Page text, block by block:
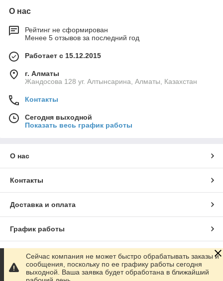
О нас
Рейтинг не сформирован
Менее 5 отзывов за последний год
Работает с 15.12.2015
г. Алматы
Жандосова 128 уг. Алтынсарина, Алматы, Казахстан
Контакты
Сегодня выходной
Показать весь график работы
О нас
Контакты
Доставка и оплата
График работы
Полная версия сайта
Сайт создан на маркетплейсе Satu.kz
Сейчас компания не может быстро обрабатывать заказы и
сообщения, поскольку по ее графику работы сегодня
выходной. Ваша заявка будет обработана в ближайший